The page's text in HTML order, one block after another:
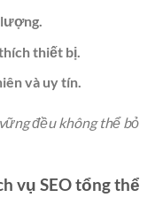
thiết bị.
và uy tín.
đều không thể bỏ
vụ SEO tổng thể